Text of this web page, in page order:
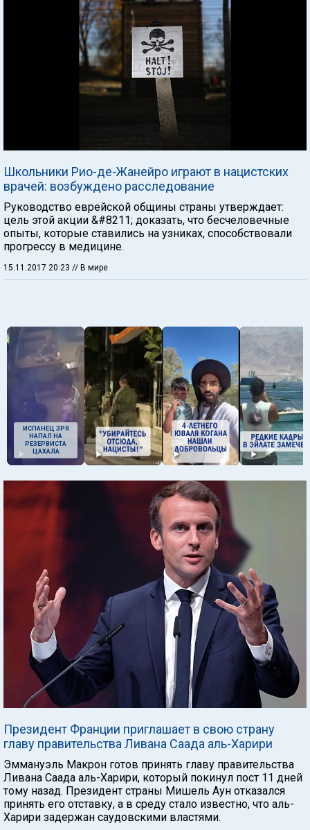
Школьники Рио-де-Жанейро играют в нацистских
врачей: возбуждено расследование
Руководство еврейской общины страны утверждает:
цель этой акции &#8211; доказать, что бесчеловечные
опыты, которые ставились на узниках, способствовали
прогрессу в медицине.
15.11.2017 20:23 // В мире
ИСПАНЕЦ ЗРЯ
НАПАЛ НА
РЕЗЕРВИСТА
ЦАХАЛА
Президент Франции приглашает в свою страну
главу правительства Ливана Саада аль-Харири
Эммануэль Макрон готов принять главу правительства
Ливана Саада аль-Харири, который покинул пост 11 дней
тому назад. Президент страны Мишель Аун отказался
принять его отставку, а в среду стало известно, что аль-
Харири задержан саудовскими властями.